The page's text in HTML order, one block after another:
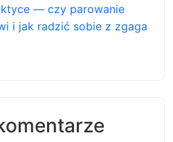
— czy parowanie
i jak radzić sobie z zgaga